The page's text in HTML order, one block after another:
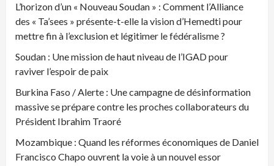
L’horizon d’un « Nouveau Soudan » : Comment l’Alliance
des « Ta’sees » présente-t-elle la vision d’Hemedti pour
mettre fin à l’exclusion et légitimer le fédéralisme ?
Soudan : Une mission de haut niveau de l’IGAD pour
raviver l’espoir de paix
Burkina Faso / Alerte : Une campagne de désinformation
massive se prépare contre les proches collaborateurs du
Président Ibrahim Traoré
Mozambique : Quand les réformes économiques de Daniel
Francisco Chapo ouvrent la voie à un nouvel essor